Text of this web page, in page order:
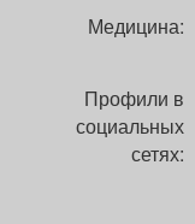
Медицина:
Профили в
социальных
сетях: